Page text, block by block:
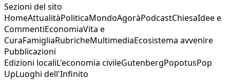
Sezioni del sito
HomeAttualitàPoliticaMondoAgoràPodcastChiesaIdee e
CommentiEconomiaVita e
CuraFamigliaRubricheMultimediaEcosistema avvenire
Pubblicazioni
Edizioni localiL'economia civileGutenbergPopotusPop
UpLuoghi dell'Infinito